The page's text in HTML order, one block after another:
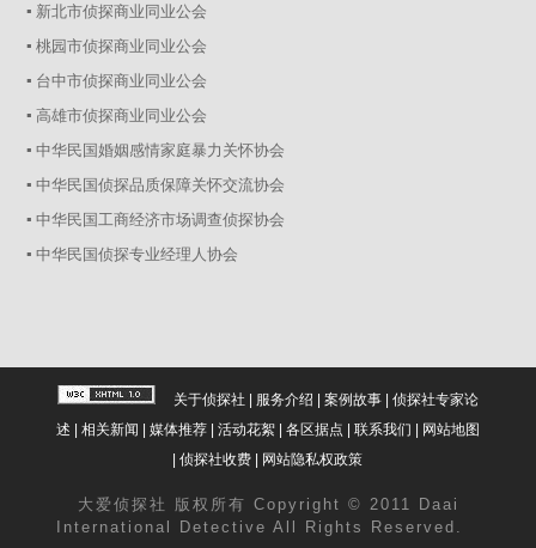
▪ 新北市侦探商业同业公会
▪ 桃园市侦探商业同业公会
▪ 台中市侦探商业同业公会
▪ 高雄市侦探商业同业公会
▪ 中华民国婚姻感情家庭暴力关怀协会
▪ 中华民国侦探品质保障关怀交流协会
▪ 中华民国工商经济市场调查侦探协会
▪ 中华民国侦探专业经理人协会
关于侦探社 服务介绍 案例故事| 侦探社专家论
述
相关新闻 媒体推荐| 活动花絮| 各区据点 联系我们
网站地图
|侦探社收费 网站隐私权政策
大爱 侦探社
版权所有 Copyright © 2011 Daai
International Detective All Rights Reserved.